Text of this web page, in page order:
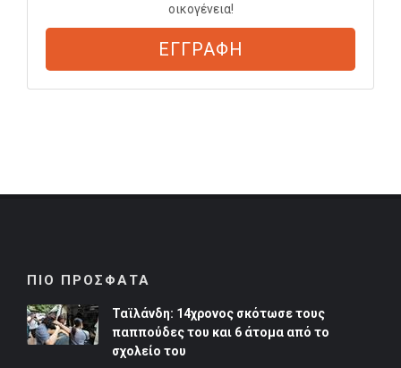
οικογένεια!
ΕΓΓΡΑΦΗ
ΠΙΟ ΠΡΟΣΦΑΤΑ
Ταϊλάνδη: 14χρονος σκότωσε τους
παππούδες του και 6 άτομα από το
σχολείο του